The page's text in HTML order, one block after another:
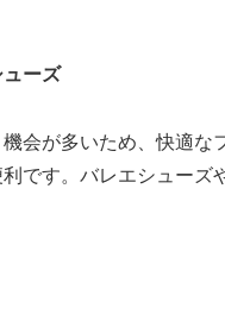
ーズ
会が多いため、快適な
です。バレエシューズ